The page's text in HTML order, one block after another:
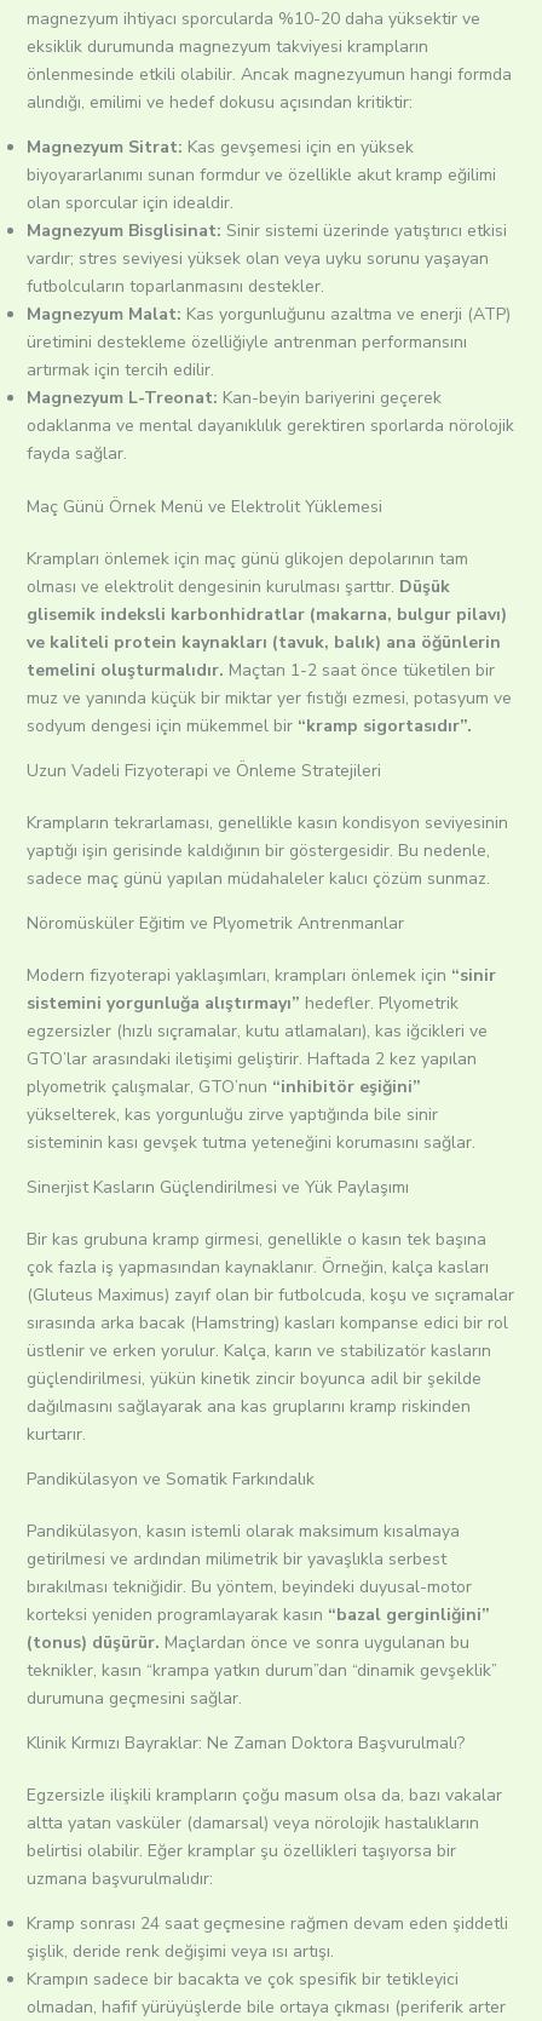
magnezyum ihtiyacı sporcularda %10-20 daha yüksektir ve
eksiklik durumunda magnezyum takviyesi krampların
önlenmesinde etkili olabilir. Ancak magnezyumun hangi formda
alındığı, emilimi ve hedef dokusu açısından kritiktir:
Magnezyum Sitrat: Kas gevşemesi için en yüksek
biyoyararlanımı sunan formdur ve özellikle akut kramp eğilimi
olan sporcular için idealdir.
Magnezyum Bisglisinat: Sinir sistemi üzerinde yatıştırıcı etkisi
vardır; stres seviyesi yüksek olan veya uyku sorunu yaşayan
futbolcuların toparlanmasını destekler.
Magnezyum Malat: Kas yorgunluğunu azaltma ve enerji (ATP)
üretimini destekleme özelliğiyle antrenman performansını
artırmak için tercih edilir.
Magnezyum L-Treonat: Kan-beyin bariyerini geçerek
odaklanma ve mental dayanıklılık gerektiren sporlarda nörolojik
fayda sağlar.
Maç Günü Örnek Menü ve Elektrolit Yüklemesi
Krampları önlemek için maç günü glikojen depolarının tam
olması ve elektrolit dengesinin kurulması şarttır. Düşük
glisemik indeksli karbonhidratlar (makarna, bulgur pilavı)
ve kaliteli protein kaynakları (tavuk, balık) ana öğünlerin
temelini oluşturmalıdır. Maçtan 1-2 saat önce tüketilen bir
muz ve yanında küçük bir miktar yer fıstığı ezmesi, potasyum ve
sodyum dengesi için mükemmel bir “kramp sigortasıdır”.
Uzun Vadeli Fizyoterapi ve Önleme Stratejileri
Krampların tekrarlaması, genellikle kasın kondisyon seviyesinin
yaptığı işin gerisinde kaldığının bir göstergesidir. Bu nedenle,
sadece maç günü yapılan müdahaleler kalıcı çözüm sunmaz.
Nöromüsküler Eğitim ve Plyometrik Antrenmanlar
Modern fizyoterapi yaklaşımları, krampları önlemek için “sinir
sistemini yorgunluğa alıştırmayı” hedefler. Plyometrik
egzersizler (hızlı sıçramalar, kutu atlamaları), kas iğcikleri ve
GTO’lar arasındaki iletişimi geliştirir. Haftada 2 kez yapılan
plyometrik çalışmalar, GTO’nun “inhibitör eşiğini”
yükselterek, kas yorgunluğu zirve yaptığında bile sinir
sisteminin kası gevşek tutma yeteneğini korumasını sağlar.
Sinerjist Kasların Güçlendirilmesi ve Yük Paylaşımı
Bir kas grubuna kramp girmesi, genellikle o kasın tek başına
çok fazla iş yapmasından kaynaklanır. Örneğin, kalça kasları
(Gluteus Maximus) zayıf olan bir futbolcuda, koşu ve sıçramalar
sırasında arka bacak (Hamstring) kasları kompanse edici bir rol
üstlenir ve erken yorulur. Kalça, karın ve stabilizatör kasların
güçlendirilmesi, yükün kinetik zincir boyunca adil bir şekilde
dağılmasını sağlayarak ana kas gruplarını kramp riskinden
kurtarır.
Pandikülasyon ve Somatik Farkındalık
Pandikülasyon, kasın istemli olarak maksimum kısalmaya
getirilmesi ve ardından milimetrik bir yavaşlıkla serbest
bırakılması tekniğidir. Bu yöntem, beyindeki duyusal-motor
korteksi yeniden programlayarak kasın “bazal gerginliğini”
(tonus) düşürür. Maçlardan önce ve sonra uygulanan bu
teknikler, kasın “krampa yatkın durum”dan “dinamik gevşeklik”
durumuna geçmesini sağlar.
Klinik Kırmızı Bayraklar: Ne Zaman Doktora Başvurulmalı?
Egzersizle ilişkili krampların çoğu masum olsa da, bazı vakalar
altta yatan vasküler (damarsal) veya nörolojik hastalıkların
belirtisi olabilir. Eğer kramplar şu özellikleri taşıyorsa bir
uzmana başvurulmalıdır:
Kramp sonrası 24 saat geçmesine rağmen devam eden şiddetli
şişlik, deride renk değişimi veya ısı artışı.
Krampın sadece bir bacakta ve çok spesifik bir tetikleyici
olmadan, hafif yürüyüşlerde bile ortaya çıkması (periferik arter